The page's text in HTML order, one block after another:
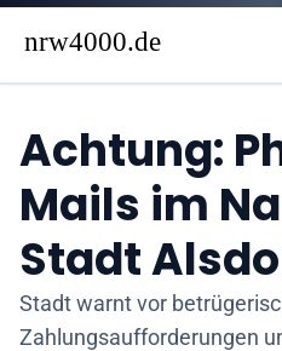
Achtung:
Mails im
Stadt
Stadt warnt vor
Zahlungsaufforderungen